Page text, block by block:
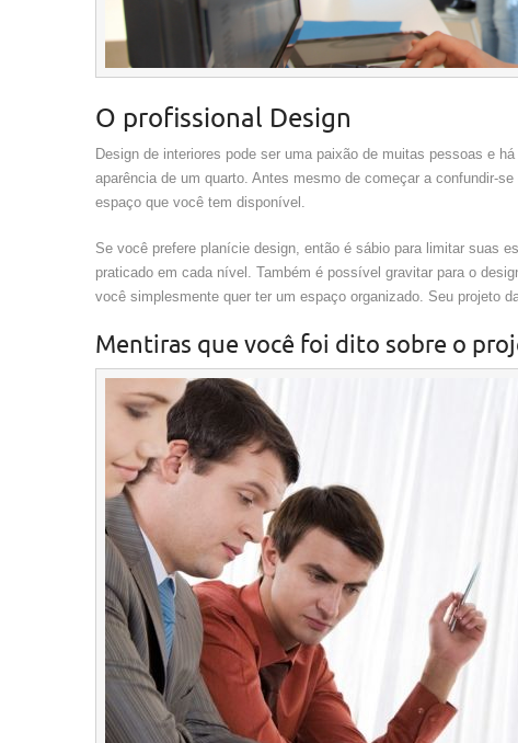
O profissional Design
Design de interiores pode ser uma paixão de muitas pessoas e
aparência de um quarto. Antes mesmo de começar a confundir-
espaço que você tem disponível.
Se você prefere planície design, então é sábio para limitar suas
praticado em cada nível. Também é possível gravitar para o
você simplesmente quer ter um espaço organizado. Seu projeto
Mentiras que você foi dito sobre o